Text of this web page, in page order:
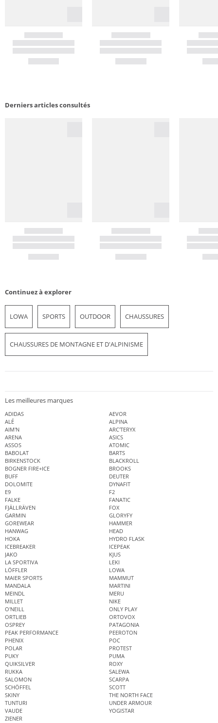
Derniers articles consultés
Continuez à explorer
LOWA SPORTS OUTDOOR CHAUSSURES
CHAUSSURES DE MONTAGNE ET D'ALPINISME
Les meilleures marques
ADIDAS
AEVOR
ALÉ
ALPINA
AIM'N
ARC'TERYX
ARENA
ASICS
ASSOS
ATOMIC
BABOLAT
BARTS
BIRKENSTOCK
BLACKROLL
BOGNER FIRE+ICE
BROOKS
BUFF
DEUTER
DOLOMITE
DYNAFIT
E9
F2
FALKE
FANATIC
FJÄLLRÄVEN
FOX
GARMIN
GLORYFY
GOREWEAR
HAMMER
HANWAG
HEAD
HOKA
HYDRO FLASK
ICEBREAKER
ICEPEAK
JAKO
KJUS
LA SPORTIVA
LEKI
LÖFFLER
LOWA
MAIER SPORTS
MAMMUT
MANDALA
MARTINI
MEINDL
MERU
MILLET
NIKE
O'NEILL
ONLY PLAY
ORTLIEB
ORTOVOX
OSPREY
PATAGONIA
PEAK PERFORMANCE
PEEROTON
PHENIX
POC
POLAR
PROTEST
PUKY
PUMA
QUIKSILVER
ROXY
RUKKA
SALEWA
SALOMON
SCARPA
SCHÖFFEL
SCOTT
SKINY
THE NORTH FACE
TUNTURI
UNDER ARMOUR
VAUDE
YOGISTAR
ZIENER